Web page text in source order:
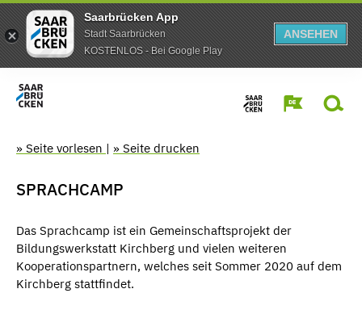
Saarbrücken App
Stadt Saarbrücken
KOSTENLOS - Bei Google Play
ANSEHEN
» Seite vorlesen | » Seite drucken
SPRACHCAMP
Das Sprachcamp ist ein Gemeinschaftsprojekt der
Bildungswerkstatt Kirchberg und vielen weiteren
Kooperationspartnern, welches seit Sommer 2020 auf dem
Kirchberg stattfindet.